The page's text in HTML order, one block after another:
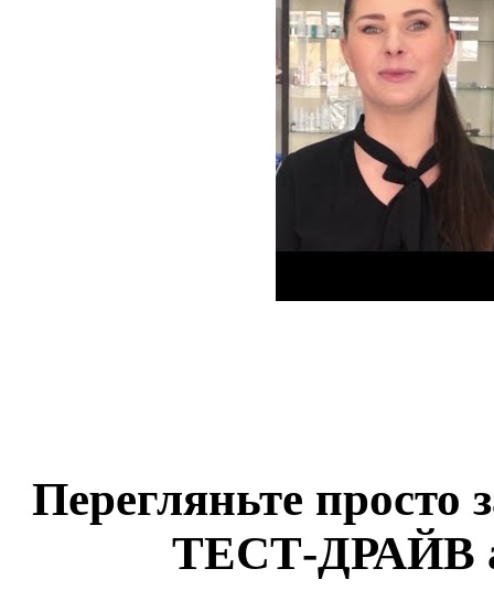
Перегляньте просто
ТЕСТ-ДРАЙВ